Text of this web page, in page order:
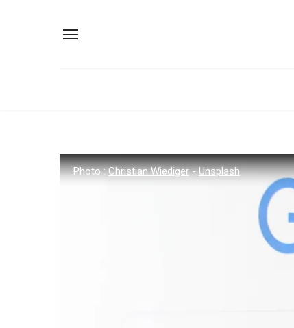
Photo :Christian Wiediger-Unsplash